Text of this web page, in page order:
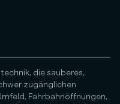
die sauberes,
zugänglichen
Fahrbahnöffnungen,